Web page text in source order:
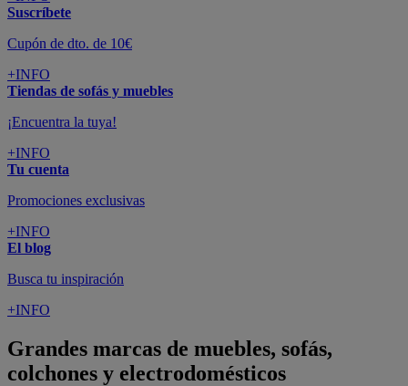
Suscríbete
Cupón de dto. de 10€
+INFO
Tiendas de sofás y muebles
¡Encuentra la tuya!
+INFO
Tu cuenta
Promociones exclusivas
+INFO
El blog
Busca tu inspiración
+INFO
Grandes marcas de muebles, sofás,
colchones y electrodomésticos